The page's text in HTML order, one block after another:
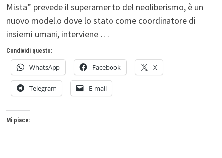
Mista” prevede il superamento del neoliberismo, è un
nuovo modello dove lo stato come coordinatore di
insiemi umani, interviene …
Condividi questo:
WhatsApp Facebook X
Telegram E-mail
Mi piace: